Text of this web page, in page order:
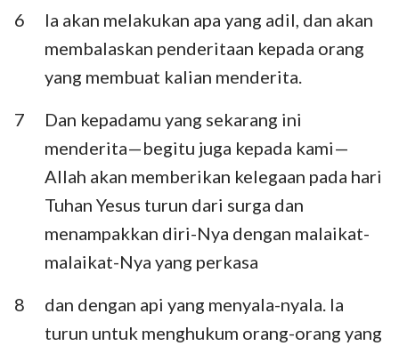
6
Ia akan melakukan apa yang adil, dan akan
membalaskan penderitaan kepada orang
yang membuat kalian menderita.
7
Dan kepadamu yang sekarang ini
menderita—begitu juga kepada kami—
Allah akan memberikan kelegaan pada hari
Tuhan Yesus turun dari surga dan
menampakkan diri-Nya dengan malaikat-
malaikat-Nya yang perkasa
8
dan dengan api yang menyala-nyala. Ia
turun untuk menghukum orang-orang yang